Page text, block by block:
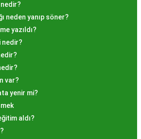
birçok yerel işletme ve
sunmaktadır. Geleneksel
Sultanahmet, Eminönü, ve
lokantalarda Hayır
daha da özel olabilir. Ayrıca,
ve Beşiktaş gibi modern
bulabilirsiniz.
Fiyatları
nedir?
neden yanıp söner?
yazıldı?
nedir?
var?
yenir mi?
aldı?